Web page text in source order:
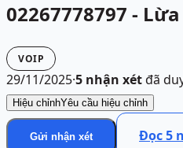
02267778797 -
VOIP
29/11/2025·5 nhận xétđã
Hiệu chỉnhYêu cầu hiệu chỉnh
Gửi nhận xét Đọc5